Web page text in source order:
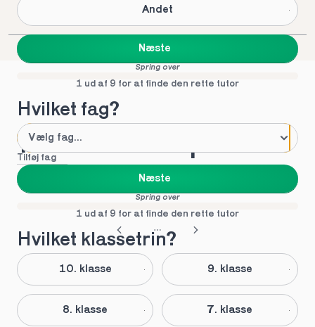
Andet
Næste
Spring over
1 ud af 9 for at finde den rette tutor
Hvilket fag?
Tilføj fag
Næste
Spring over
1 ud af 9 for at finde den rette tutor
Hvilket klassetrin?
10. klasse 9. klasse
8. klasse 7. klasse
Mød vores top tutors
i Randers